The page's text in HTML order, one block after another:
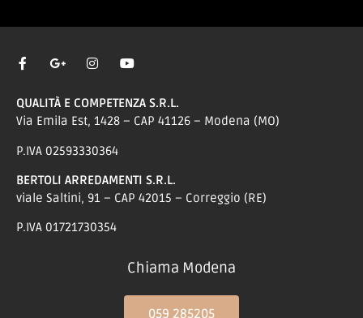
QUALITÀ E COMPETENZA S.R.L.
Via Emila Est, 1428 – CAP 41126 – Modena (MO)
P.IVA 02593330364
BERTOLI ARREDAMENTI S.R.L.
viale Saltini, 91 – CAP 42015 – Correggio (RE)
P.IVA 01721730354
Chiama Modena
059 285205